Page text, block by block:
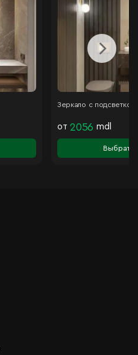
Зеркало с подсветкой
от 2056 mdl
Выбрать